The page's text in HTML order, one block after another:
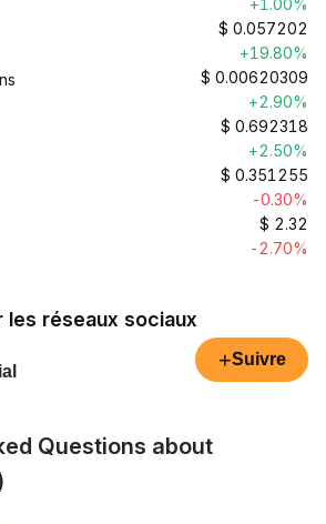
+1.00%
$ 0.057202
+19.80%
$ 0.00620309
+2.90%
$ 0.692318
+2.50%
$ 0.351255
-0.30%
$ 2.32
-2.70%
réseaux sociaux
+Suivre
Questions about